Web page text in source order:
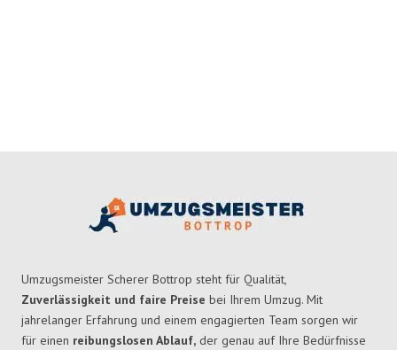
Umzugsmeister Scherer Bottrop steht für Qualität,
Zuverlässigkeit und faire Preise bei Ihrem Umzug. Mit
jahrelanger Erfahrung und einem engagierten Team sorgen wir
für einen reibungslosen Ablauf, der genau auf Ihre Bedürfnisse